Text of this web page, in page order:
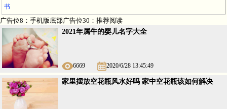
书
广告位8：手机版底部广告位30：推荐阅读
2021年属牛的婴儿名字大全
6669 2020/6/28 13:45:49
家里摆放空花瓶风水好吗 家中空花瓶该如何解决